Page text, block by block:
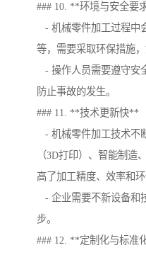
### 10. **环境与安全要
- 机械零件加工过程中
等，需要采取环保措施
- 操作人员需要遵守安
防止事故的发生。
### 11. **技术更新快**
- 机械零件加工技术不
（3D打印）、智能制造
高了加工精度、效率和环
- 企业需要不新设备和
步。
### 12. **定制化与标准